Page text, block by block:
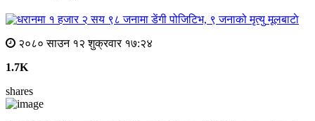
मूलबाटाे
२०८० साउन १२ शुक्रवार १७:२४
1.7K
shares